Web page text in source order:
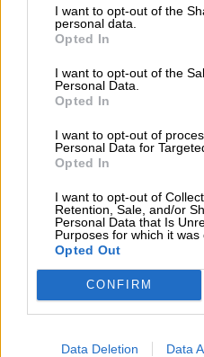
I want to opt-out of the
personal data.
Opted In
I want to opt-out of the
Personal Data.
Opted In
I want to opt-out of
Personal Data for
Opted In
I want to opt-out of
Retention, Sale, and/or
Personal Data that Is
Purposes for which it was
Opted Out
CONFIRM
Data Deletion Data
El puzzle de la
Alemania suma
La derrota de la CDU en
de la retirada de Angela
y europea.
AUTOR JUAN
Mas artículos
MARTES, 30